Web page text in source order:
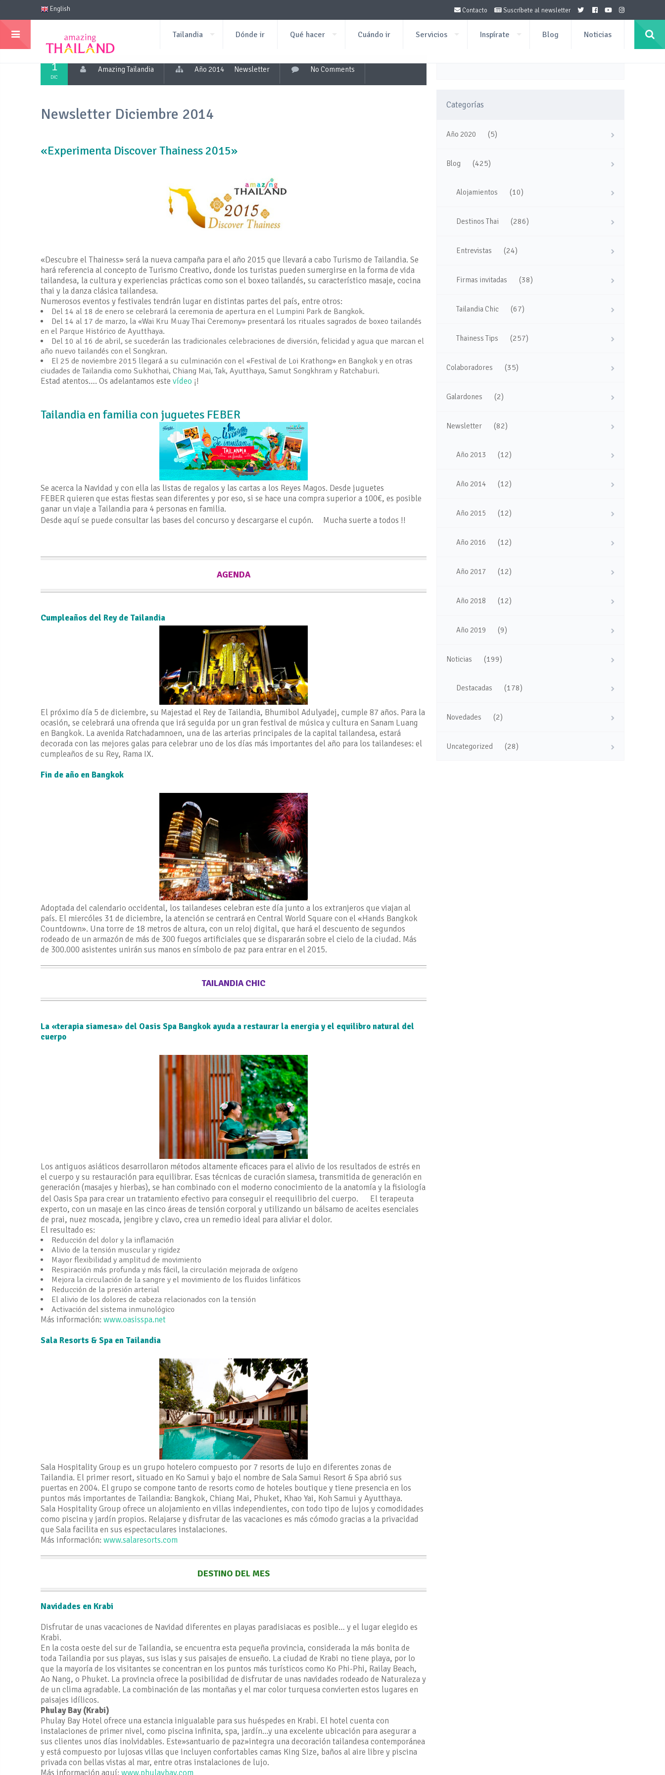
English Contacto Suscríbete al newsletter
Tailandia Dónde ir Qué hacer Cuándo ir Servicios Inspírate Blog Noticias
1
DIC
Amazing Tailandia Año 2014 Newsletter No Comments
Newsletter Diciembre 2014
«Experimenta Discover Thainess 2015»
«Descubre el Thainess» será la nueva campaña para el año 2015 que llevará a cabo Turismo de Tailandia. Se
hará referencia al concepto de Turismo Creativo, donde los turistas pueden sumergirse en la forma de vida
tailandesa, la cultura y experiencias prácticas como son el boxeo tailandés, su característico masaje, cocina
thai y la danza clásica tailandesa.
Numerosos eventos y festivales tendrán lugar en distintas partes del país, entre otros:
Del 14 al 18 de enero se celebrará la ceremonia de apertura en el Lumpini Park de Bangkok.
Del 14 al 17 de marzo, la «Wai Kru Muay Thai Ceremony» presentará los rituales sagrados de boxeo tailandés
en el Parque Histórico de Ayutthaya.
Del 10 al 16 de abril, se sucederán las tradicionales celebraciones de diversión, felicidad y agua que marcan el
año nuevo tailandés con el Songkran.
El 25 de noviembre 2015 llegará a su culminación con el «Festival de Loi Krathong» en Bangkok y en otras
ciudades de Tailandia como Sukhothai, Chiang Mai, Tak, Ayutthaya, Samut Songkhram y Ratchaburi.
Estad atentos…. Os adelantamos este vídeo ¡!
Tailandia en familia con juguetes FEBER
Se acerca la Navidad y con ella las listas de regalos y las cartas a los Reyes Magos. Desde juguetes
FEBER quieren que estas fiestas sean diferentes y por eso, si se hace una compra superior a 100€, es posible
ganar un viaje a Tailandia para 4 personas en familia.
Desde aquí se puede consultar las bases del concurso y descargarse el cupón. Mucha suerte a todos !!
AGENDA
Cumpleaños del Rey de Tailandia
El próximo día 5 de diciembre, su Majestad el Rey de Tailandia, Bhumibol Adulyadej, cumple 87 años. Para la
ocasión, se celebrará una ofrenda que irá seguida por un gran festival de música y cultura en Sanam Luang
en Bangkok. La avenida Ratchadamnoen, una de las arterias principales de la capital tailandesa, estará
decorada con las mejores galas para celebrar uno de los días más importantes del año para los tailandeses: el
cumpleaños de su Rey, Rama IX.
Fin de año en Bangkok
Adoptada del calendario occidental, los tailandeses celebran este día junto a los extranjeros que viajan al
país. El miercóles 31 de diciembre, la atención se centrará en Central World Square con el «Hands Bangkok
Countdown». Una torre de 18 metros de altura, con un reloj digital, que hará el descuento de segundos
rodeado de un armazón de más de 300 fuegos artificiales que se dispararán sobre el cielo de la ciudad. Más
de 300.000 asistentes unirán sus manos en símbolo de paz para entrar en el 2015.
TAILANDIA CHIC
La «terapia siamesa» del Oasis Spa Bangkok ayuda a restaurar la energia y el equilibro natural del
cuerpo
Los antiguos asiáticos desarrollaron métodos altamente eficaces para el alivio de los resultados de estrés en
el cuerpo y su restauración para equilibrar. Esas técnicas de curación siamesa, transmitida de generación en
generación (masajes y hierbas), se han combinado con el moderno conocimiento de la anatomía y la fisiología
del Oasis Spa para crear un tratamiento efectivo para conseguir el reequilibrio del cuerpo. El terapeuta
experto, con un masaje en las cinco áreas de tensión corporal y utilizando un bálsamo de aceites esenciales
de prai, nuez moscada, jengibre y clavo, crea un remedio ideal para aliviar el dolor.
El resultado es:
Reducción del dolor y la inflamación
Alivio de la tensión muscular y rigidez
Mayor flexibilidad y amplitud de movimiento
Respiración más profunda y más fácil, la circulación mejorada de oxígeno
Mejora la circulación de la sangre y el movimiento de los fluidos linfáticos
Reducción de la presión arterial
El alivio de los dolores de cabeza relacionados con la tensión
Activación del sistema inmunológico
Más información: www.oasisspa.net
Sala Resorts & Spa en Tailandia
Sala Hospitality Group es un grupo hotelero compuesto por 7 resorts de lujo en diferentes zonas de
Tailandia. El primer resort, situado en Ko Samui y bajo el nombre de Sala Samui Resort & Spa abrió sus
puertas en 2004. El grupo se compone tanto de resorts como de hoteles boutique y tiene presencia en los
puntos más importantes de Tailandia: Bangkok, Chiang Mai, Phuket, Khao Yai, Koh Samui y Ayutthaya.
Sala Hospitality Group ofrece un alojamiento en villas independientes, con todo tipo de lujos y comodidades
como piscina y jardín propios. Relajarse y disfrutar de las vacaciones es más cómodo gracias a la privacidad
que Sala facilita en sus espectaculares instalaciones.
Más información: www.salaresorts.com
DESTINO DEL MES
Navidades en Krabi
Disfrutar de unas vacaciones de Navidad diferentes en playas paradisiacas es posible… y el lugar elegido es
Krabi.
En la costa oeste del sur de Tailandia, se encuentra esta pequeña provincia, considerada la más bonita de
toda Tailandia por sus playas, sus islas y sus paisajes de ensueño. La ciudad de Krabi no tiene playa, por lo
que la mayoría de los visitantes se concentran en los puntos más turísticos como Ko Phi-Phi, Railay Beach,
Ao Nang, o Phuket. La provincia ofrece la posibilidad de disfrutar de unas navidades rodeado de Naturaleza y
de un clima agradable. La combinación de las montañas y el mar color turquesa convierten estos lugares en
paisajes idílicos.
Phulay Bay (Krabi)
Phulay Bay Hotel ofrece una estancia inigualable para sus huéspedes en Krabi. El hotel cuenta con
instalaciones de primer nivel, como piscina infinita, spa, jardín…y una excelente ubicación para asegurar a
sus clientes unos días inolvidables. Este»santuario de paz»integra una decoración tailandesa contemporánea
y está compuesto por lujosas villas que incluyen confortables camas King Size, baños al aire libre y piscina
privada con bellas vistas al mar, entre otras instalaciones de lujo.
Más información aquí: www.phulaybay.com
Categorías
Año 2020 (5)
Blog (425)
Alojamientos (10)
Destinos Thai (286)
Entrevistas (24)
Firmas invitadas (38)
Tailandia Chic (67)
Thainess Tips (257)
Colaboradores (35)
Galardones (2)
Newsletter (82)
Año 2013 (12)
Año 2014 (12)
Año 2015 (12)
Año 2016 (12)
Año 2017 (12)
Año 2018 (12)
Año 2019 (9)
Noticias (199)
Destacadas (178)
Novedades (2)
Uncategorized (28)